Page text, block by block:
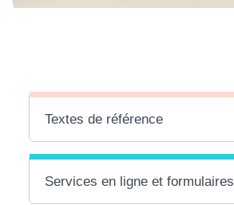
Textes de référence
Services en ligne et formulaires